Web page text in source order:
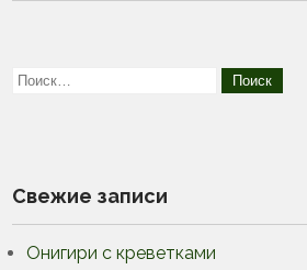
Свежие записи
Онигири с креветками